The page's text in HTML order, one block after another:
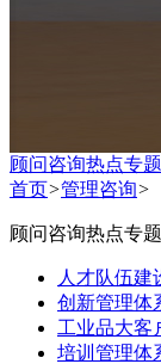
顾问咨询热点专题
首页>管理咨询>
顾问咨询热点专题
人才队伍建
创新管理体
工业品大客
培训管理体